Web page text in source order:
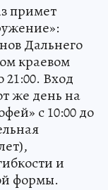
примет
Дальнего
краевом
21:00. Вход
же день на
с 10:00 до
и
формы.